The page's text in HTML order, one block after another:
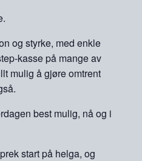
og styrke, med enkle
kasse på mange av
mulig å gjøre omtrent
best mulig, nå og i
start på helga, og